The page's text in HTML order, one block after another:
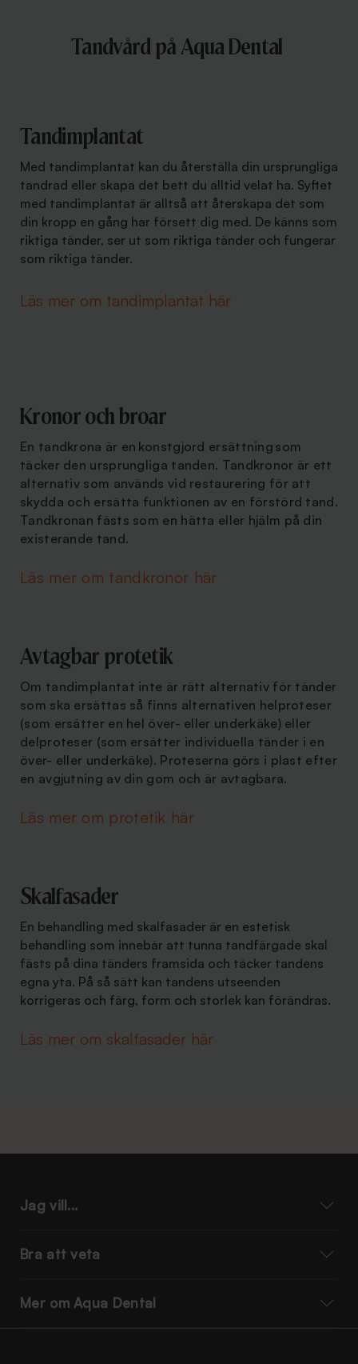
Tandvård på Aqua Dental
Tandimplantat
Med tandimplantat kan du återställa din ursprungliga
tandrad eller skapa det bett du alltid velat ha. Syftet
med tandimplantat är alltså att återskapa det som
din kropp en gång har försett dig med. De känns som
riktiga tänder, ser ut som riktiga tänder och fungerar
som riktiga tänder.
Läs mer om tandimplantat här
Kronor och broar
En tandkrona är en konstgjord ersättning som
täcker den ursprungliga tanden. Tandkronor är ett
alternativ som används vid restaurering för att
skydda och ersätta funktionen av en förstörd tand.
Tandkronan fästs som en hätta eller hjälm på din
existerande tand.
Läs mer om tandkronor här
Avtagbar protetik
Om tandimplantat inte är rätt alternativ för tänder
som ska ersättas så finns alternativen helproteser
(som ersätter en hel över- eller underkäke) eller
delproteser (som ersätter individuella tänder i en
över- eller underkäke). Proteserna görs i plast efter
en avgjutning av din gom och är avtagbara.
Läs mer om protetik här
Skalfasader
En behandling med skalfasader är en estetisk
behandling som innebär att tunna tandfärgade skal
fästs på dina tänders framsida och täcker tandens
egna yta. På så sätt kan tandens utseenden
korrigeras och färg, form och storlek kan förändras.
Läs mer om skalfasader här
Jag vill...
Bra att veta
Mer om Aqua Dental